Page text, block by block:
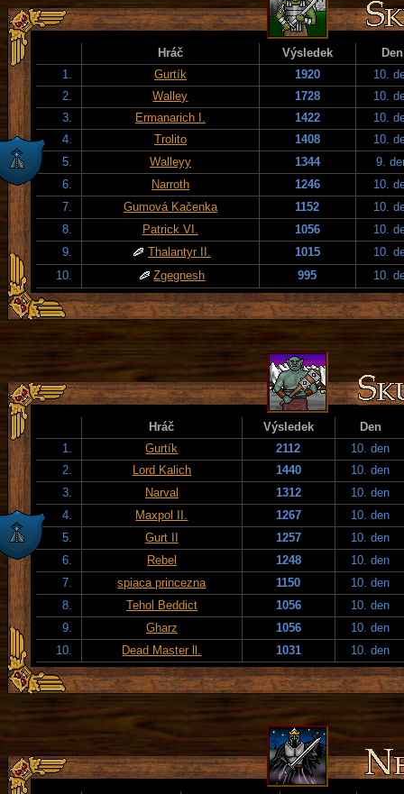
Hráč Výsledek
Den
1.
Gurtík 1920
10.
2.
Walley 1728
10.
3.
Ermanarich I. 1422
10.
4.
Trolito 1408
10.
5.
Walleyy 1344
9.
6.
Narroth 1246
10.
7.
Gumová Kačenka 1152
10.
8.
Patrick VI. 1056
10.
9.
Thalantyr II. 1015
10.
10.
Zgegnesh 995 10.
Hráč Výsledek
Den
1.
Gurtík 2112
10. den
2.
Lord Kalich 1440
10. den
3.
Narval 1312
10. den
4.
Maxpol II. 1267
10. den
5.
Gurt II 1257
10. den
6.
Rebel 1248
10. den
7.
spiaca princezna 1150
10. den
8.
Tehol Beddict 1056
10. den
9.
Gharz 1056
10. den
10.
Dead Master ll. 1031 10. den